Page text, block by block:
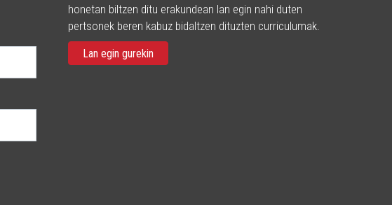
honetan biltzen ditu erakundean lan egin nahi duten
pertsonek beren kabuz bidaltzen dituzten curriculumak.
Lan egin gurekin